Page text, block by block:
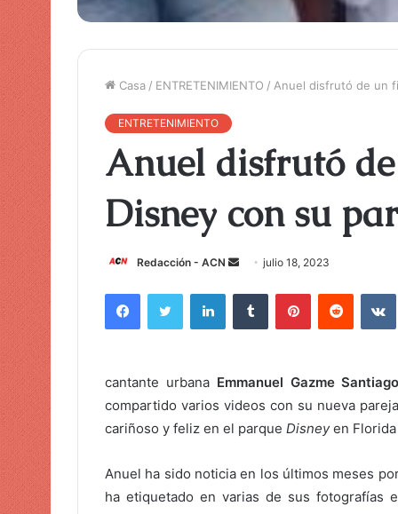
Casa / ENTRETENIMIENTO / Anuel disfrutó de un
ENTRETENIMIENTO
Anuel disfrutó
Disney con su
Redacción - ACN
u
n
c
r
r
julio 18, 2023
cantante urbana Emmanuel Gazme Santiago
compartido varios videos con su nueva
cariñoso y feliz en el parque Disneyen Florida
Anuel ha sido noticia en los últimos meses
ha etiquetado en varias de sus fotografías